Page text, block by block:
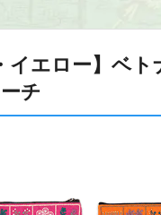
イエロー】ベ
チ